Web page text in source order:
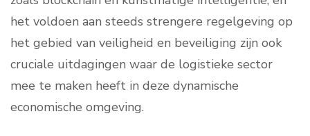
het voldoen aan steeds strengere regelgeving op
het gebied van veiligheid en beveiliging zijn ook
cruciale uitdagingen waar de logistieke sector
mee te maken heeft in deze dynamische
economische omgeving.